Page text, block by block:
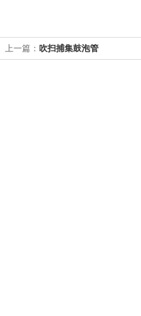
上一篇： 吹扫捕集鼓泡管